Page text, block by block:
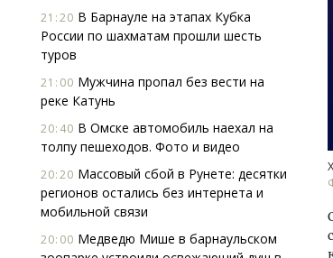
21:20 В Барнауле на этапах Кубка
России по шахматам прошли шесть
туров
21:00 Мужчина пропал без вести на
реке Катунь
20:40 В Омске автомобиль наехал на
толпу пешеходов. Фото и видео
20:20 Массовый сбой в Рунете: десятки
регионов остались без интернета и
мобильной связи
20:00 Медведю Мише в барнаульском